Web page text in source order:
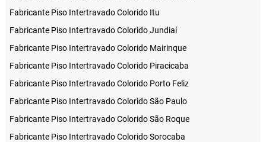
Fabricante Piso Intertravado Colorido Itu
Fabricante Piso Intertravado Colorido Jundiaí
Fabricante Piso Intertravado Colorido Mairinque
Fabricante Piso Intertravado Colorido Piracicaba
Fabricante Piso Intertravado Colorido Porto Feliz
Fabricante Piso Intertravado Colorido São Paulo
Fabricante Piso Intertravado Colorido São Roque
Fabricante Piso Intertravado Colorido Sorocaba